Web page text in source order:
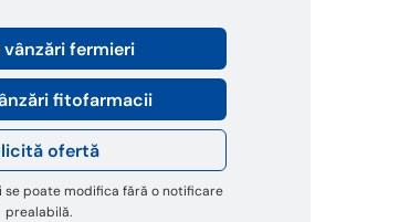
vânzări fermieri
fitofarmacii
ofertă
se poate modifica fără o notificare
prealabilă.